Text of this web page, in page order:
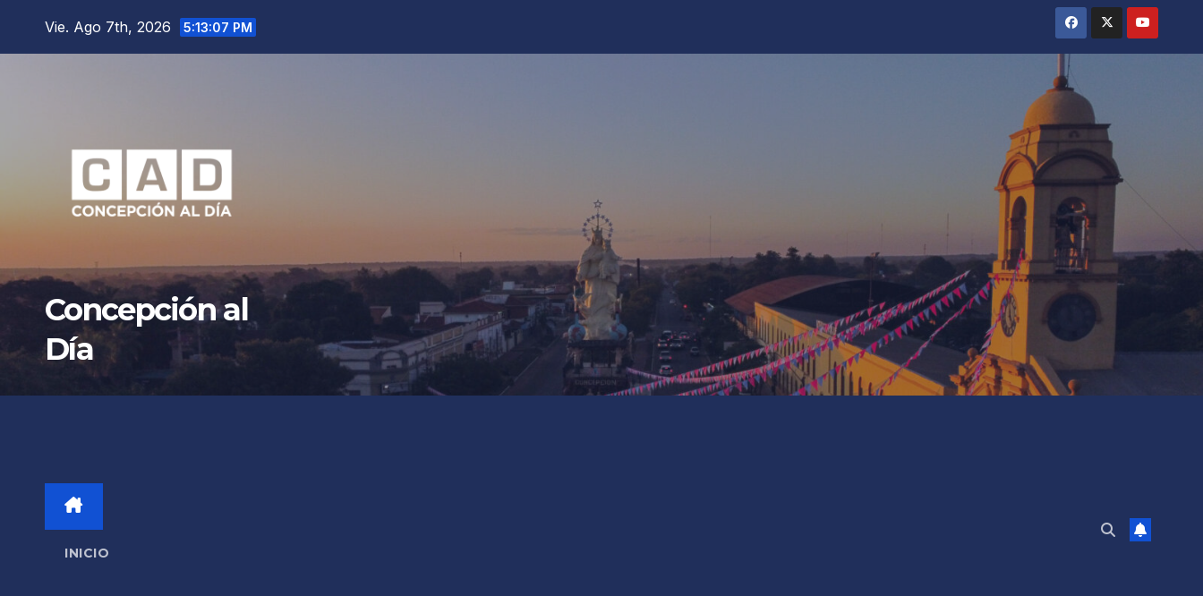
Vie. Ago 7th, 2026 5:13:09 PM
Concepción al
Día
INICIO